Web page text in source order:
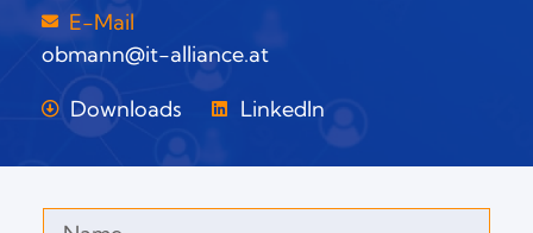
E-Mail
obmann@it-alliance.at
Downloads
LinkedIn